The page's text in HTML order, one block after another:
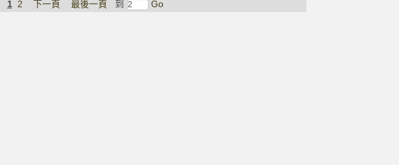
1 2 下一頁 最後一頁 到 Go